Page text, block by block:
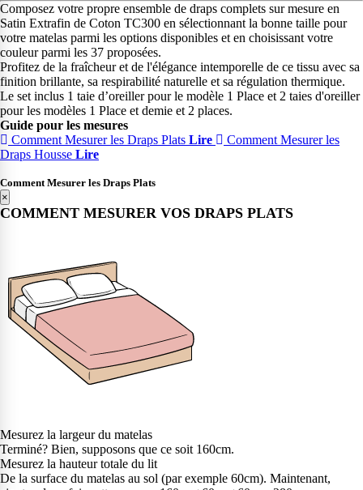
Composez votre propre ensemble de draps complets sur mesure en
Satin Extrafin de Coton TC300 en sélectionnant la bonne taille pour
votre matelas parmi les options disponibles et en choisissant votre
couleur parmi les 37 proposées.
Profitez de la fraîcheur et de l'élégance intemporelle de ce tissu avec sa
finition brillante, sa respirabilité naturelle et sa régulation thermique.
Le set inclus 1 taie d’oreiller pour le modèle 1 Place et 2 taies d'oreiller
pour les modèles 1 Place et demie et 2 places.
Guide pour les mesures
Comment Mesurer les Draps Plats Lire
Comment Mesurer les
Draps Housse Lire
Comment Mesurer les Draps Plats
×
COMMENT MESURER VOS DRAPS PLATS
Mesurez la largeur du matelas
Terminé? Bien, supposons que ce soit 160cm.
Mesurez la hauteur totale du lit
De la surface du matelas au sol (par exemple 60cm). Maintenant,